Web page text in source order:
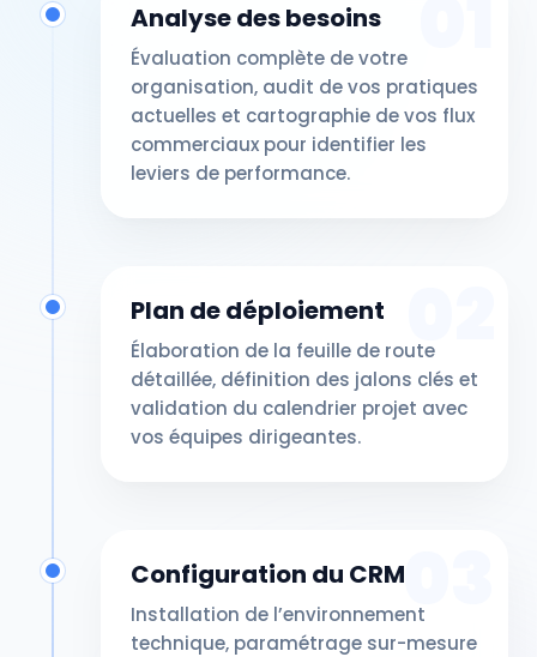
Analyse des besoins
Évaluation complète de votre
organisation, audit de vos pratiques
actuelles et cartographie de vos flux
commerciaux pour identifier les
leviers de performance.
02
Plan de déploiement
Élaboration de la feuille de route
détaillée, définition des jalons clés et
validation du calendrier projet avec
vos équipes dirigeantes.
03
Configuration du CRM
Installation de l’environnement
technique, paramétrage sur-mesure